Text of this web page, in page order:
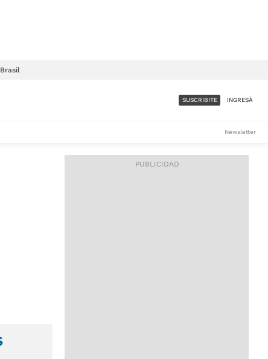
Brasil
ACCESO FULL - $1.800/MES
SUSCRIBITE INGRESÁ
Newsletter